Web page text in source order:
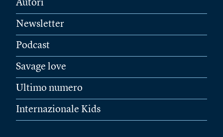
Autori
Newsletter
Podcast
Savage love
Ultimo numero
Internazionale Kids